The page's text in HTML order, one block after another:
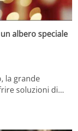
albero speciale
la grande
soluzioni di…